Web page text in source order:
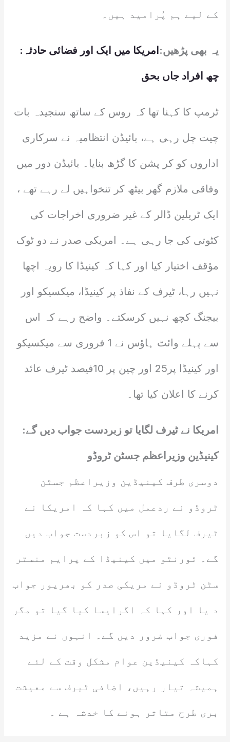
کے لیے ہم پُرامید ہیں۔
یہ بھی پڑھیں: امریکا میں ایک اور فضائی حادثہ:
چھ افراد جاں بحق
ٹرمپ کا کہنا تھا کہ روس کے ساتھ سنجیدہ بات
چیت چل رہی ہے، بائیڈن انتظامیہ نے سرکاری
اداروں کو کر پشن کا گڑھ بنایا۔ بائیڈن دور میں
وفاقی ملازم گھر بیٹھ کر تنخواہیں لے رہے تھے ،
ایک ٹریلین ڈالر کے غیر ضروری اخراجات کی
کٹوتی کی جا رہی ہے۔ امریکی صدر نے دو ٹوک
مؤقف اختیار کیا اور کہا کہ کینیڈا کا رویہ اچھا
نہیں رہا، ٹیرف کے نفاذ پر کینیڈا، میکسیکو اور
بیجنگ کچھ نہیں کرسکتے۔ واضح رہے کہ اس
سے پہلے وائٹ ہاؤس نے 1 فروری سے میکسیکو
اور کینیڈا پر25 اور چین پر 10فیصد ٹیرف عائد
کرنے کا اعلان کیا تھا۔
امریکا نے ٹیرف لگایا تو زبردست جواب دیں گے:
کینیڈین وزیراعظم جسٹن ٹروڈو
دوسری طرف کینیڈین وزیراعظم جسٹن
ٹروڈو نے ردعمل میں کہا کہ امریکا نے
ٹیرف لگایا تو اس کو زبردست جواب دیں
گے۔ ٹورنٹو میں کینیڈا کے پرایم منسٹر
سٹن ٹروڈو نے مریکی صدر کو بھرپور جواب
د یا اور کہا کہ اگرایسا کیا گیا تو مگر
فوری جواب ضرور دیں گے۔ انہوں نے مزید
کہاکہ کینیڈین عوام مشکل وقت کے لئے
ہمیشہ تیار رہیں، اضافی ٹیرف سے معیشت
بری طرح متاثر ہونے کا خدشہ ہے ۔